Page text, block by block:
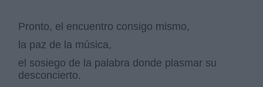
Pronto, el encuentro consigo mismo,
la paz de la música,
el sosiego de la palabra donde plasmar su
desconcierto.